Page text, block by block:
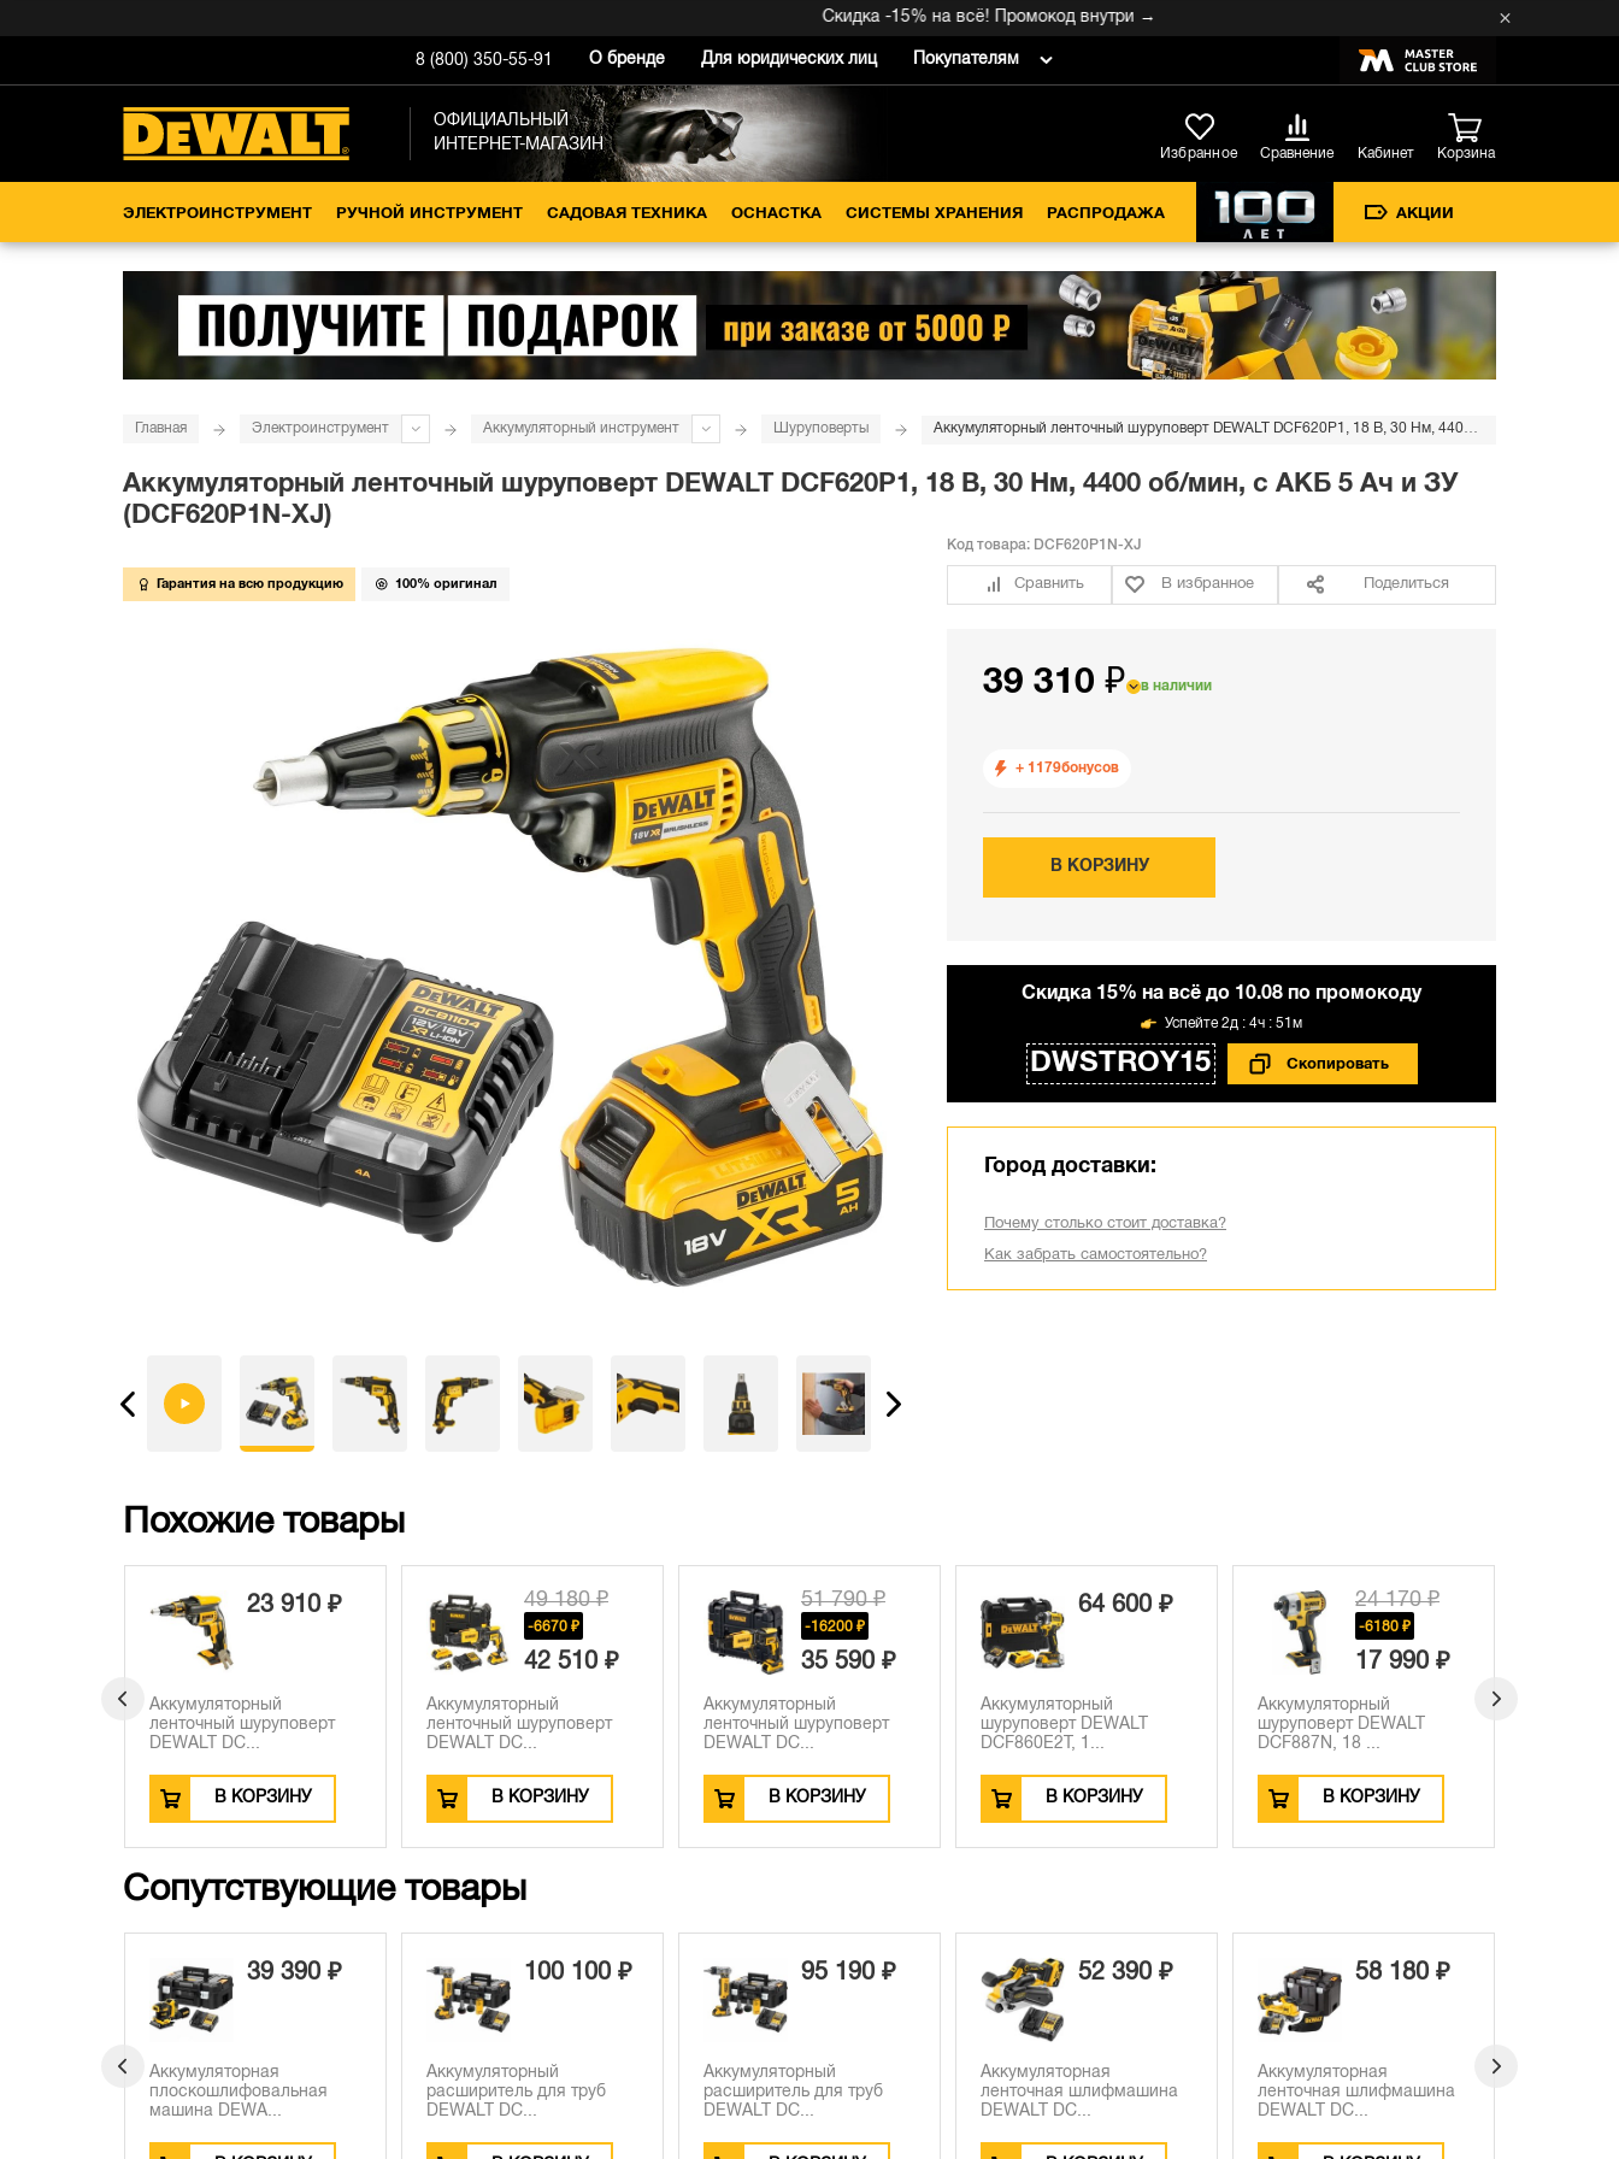
Скидка -15% на всё! Промокод внутри →
8 (800) 350-55-91 О бренде Для юридических лиц Покупателям
ОФИЦИАЛЬНЫЙ
ИНТЕРНЕТ-МАГАЗИН
Избранное Сравнение Кабинет Корзина
ЭЛЕКТРОИНСТРУМЕНТ РУЧНОЙ ИНСТРУМЕНТ САДОВАЯ ТЕХНИКА ОСНАСТКА СИСТЕМЫ ХРАНЕНИЯ РАСПРОДАЖА АКЦИИ
Главная Электроинструмент Аккумуляторный инструмент Шуруповерты
Аккумуляторный ленточный шуруповерт DEWALT DCF620P1, 18 В, 30 Нм, 4400 об/мин, с АКБ 5 Ач и ЗУ
(DCF620P1N-XJ)
Гарантия на всю продукцию 100% оригинал
Код товара: DCF620P1N-XJ
Сравнить В избранное Поделиться
39 310 ₽ в наличии
+ 1179бонусов
В КОРЗИНУ
Cкидка 15% на всё до 10.08 по промокоду
DWSTROY15
2д : 4ч : 51м
Город доставки:
Почему столько стоит доставка?
Как забрать самостоятельно?
Похожие товары
49 180 ₽
Аккумуляторный
ленточный шуруповерт
DEWALT DC...
В КОРЗИНУ
51 790 ₽
-16200 ₽
35 590 ₽
Аккумуляторный
ленточный шуруповерт
DEWALT DC...
В КОРЗИНУ
64 600 ₽
Аккумуляторный
шуруповерт DEWALT
DCF860E2T, 1...
В КОРЗИНУ
24 170 ₽
Аккумуляторный
шуруповерт DEWALT
DCF887N, 18 ...
В КОРЗИНУ
33 270 ₽
-5280 ₽
27 990 ₽
Аккумуляторный
шуруповерт DEWALT
DCF888B, 20 ...
В КОРЗИНУ
Сопутствующие товары
100 100 ₽
Аккумуляторный
расширитель для труб
DEWALT DC...
95 190 ₽
Аккумуляторный
расширитель для труб
DEWALT DC...
52 390 ₽
Аккумуляторная
ленточная шлифмашина
DEWALT DC...
58 180 ₽
Аккумуляторная
ленточная шлифмашина
DEWALT DC...
48 390 ₽
Аккумуляторная дисковая
пила DEWALT
DCS571P1T...